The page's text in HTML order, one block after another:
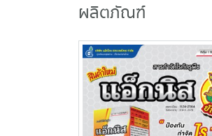
ผลิตภัณฑ์